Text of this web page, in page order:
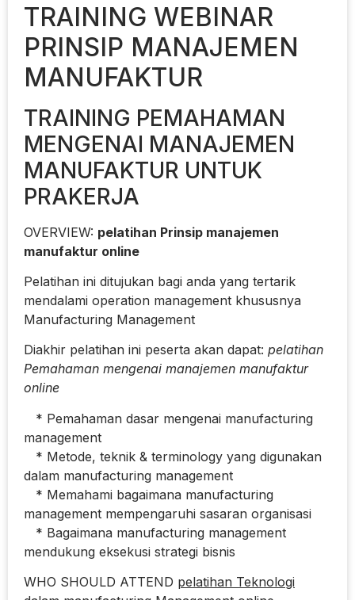
TRAINING WEBINAR
PRINSIP MANAJEMEN
MANUFAKTUR
TRAINING PEMAHAMAN
MENGENAI MANAJEMEN
MANUFAKTUR UNTUK
PRAKERJA
OVERVIEW: pelatihan Prinsip manajemen
manufaktur online
Pelatihan ini ditujukan bagi anda yang tertarik
mendalami operation management khususnya
Manufacturing Management
Diakhir pelatihan ini peserta akan dapat: pelatihan
Pemahaman mengenai manajemen manufaktur
online
* Pemahaman dasar mengenai manufacturing
management
* Metode, teknik & terminology yang digunakan
dalam manufacturing management
* Memahami bagaimana manufacturing
management mempengaruhi sasaran organisasi
* Bagaimana manufacturing management
mendukung eksekusi strategi bisnis
WHO SHOULD ATTEND pelatihan Teknologi